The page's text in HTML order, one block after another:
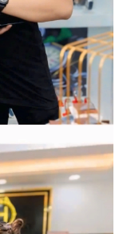
Phối Các Loại
VÀ ỦNG HỘ
PHỐI CÁC